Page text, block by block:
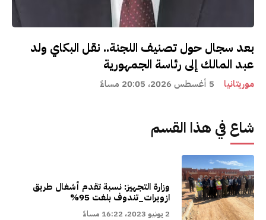
بعد سجال حول تصنيف اللجنة.. نقل البكاي ولد
عبد المالك إلى رئاسة الجمهورية
موريتانيا 5 أغسطس 2026، 20:05 مساءً
شاع في هذا القسم
وزارة التجهيز: نسبة تقدم أشغال طريق
ازويرات_تندوف بلغت 95%
2 يونيو 2023، 16:22 مساءً